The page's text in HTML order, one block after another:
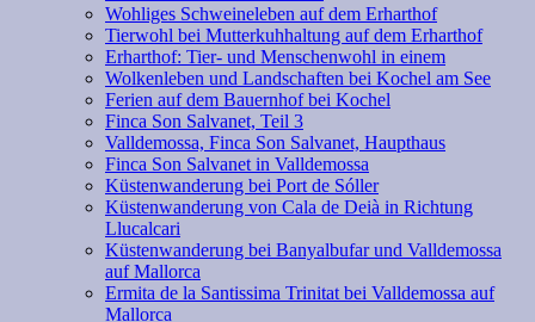
Wohliges Schweineleben auf dem Erharthof
Tierwohl bei Mutterkuhhaltung auf dem Erharthof
Erharthof: Tier- und Menschenwohl in einem
Wolkenleben und Landschaften bei Kochel am See
Ferien auf dem Bauernhof bei Kochel
Finca Son Salvanet, Teil 3
Valldemossa, Finca Son Salvanet, Haupthaus
Finca Son Salvanet in Valldemossa
Küstenwanderung bei Port de Sóller
Küstenwanderung von Cala de Deià in Richtung
Llucalcari
Küstenwanderung bei Banyalbufar und Valldemossa
auf Mallorca
Ermita de la Santissima Trinitat bei Valldemossa auf
Mallorca